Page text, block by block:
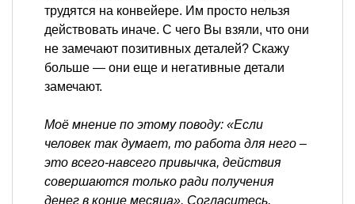
трудятся на конвейере. Им просто нельзя
действовать иначе. С чего Вы взяли, что они
не замечают позитивных деталей? Скажу
больше — они еще и негативные детали
замечают.
Моё мнение по этому поводу: «Если
человек так думает, то работа для него –
это всего-навсего привычка, действия
совершаются только ради получения
денег в конце месяца». Согласитесь,